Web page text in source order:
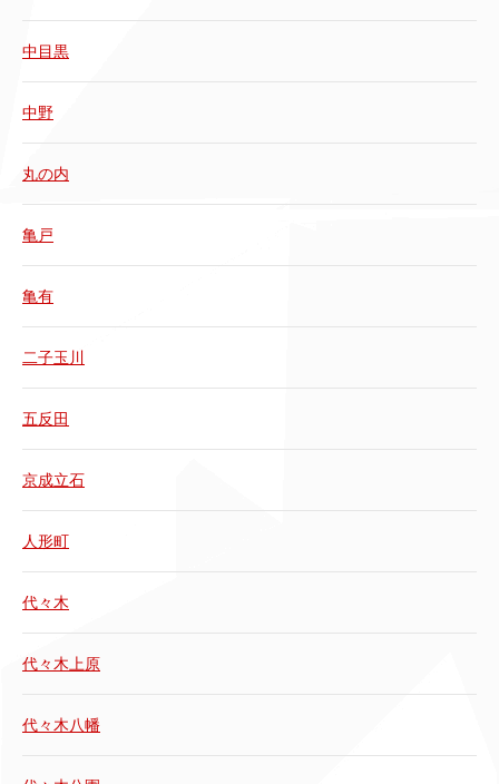
中目黒
中野
丸の内
亀戸
亀有
二子玉川
五反田
京成立石
人形町
代々木
代々木上原
代々木八幡